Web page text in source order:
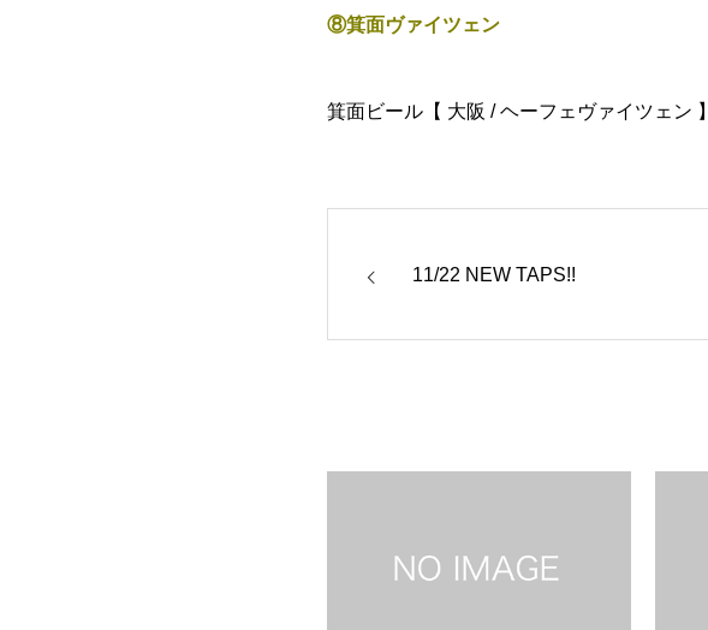
⑧箕面ヴァイツェン
箕面ビール【 大阪 / ヘーフェヴァイツェン 】
11/22 NEW TAPS!!